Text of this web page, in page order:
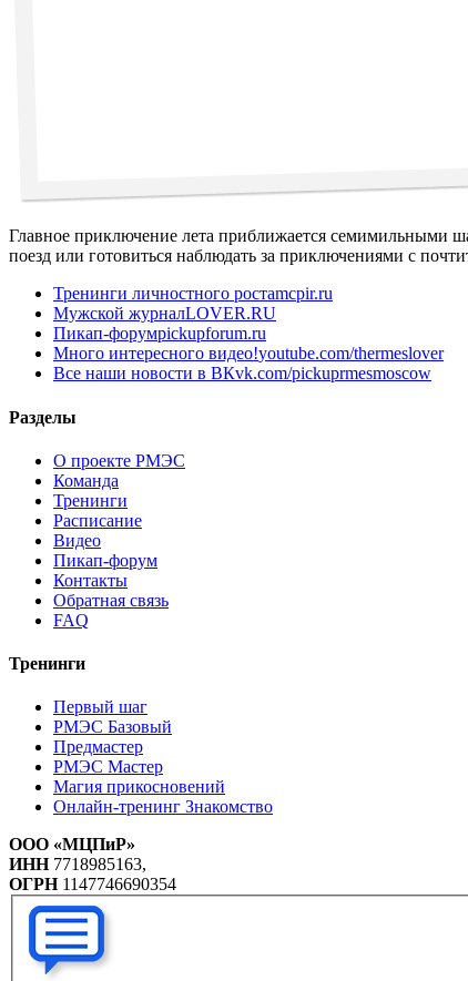
Главное приключение лета приближается семимильными
поезд или готовиться наблюдать за приключениями с
Тренинги личностного ростаmcpir.ru
Мужской журналLOVER.RU
Пикап-форумpickupforum.ru
Много интересного видео!youtube.com/thermeslover
Все наши новости в ВКvk.com/pickuprmesmoscow
Разделы
О проекте РМЭС
Команда
Тренинги
Расписание
Видео
Пикап-форум
Контакты
Обратная связь
FAQ
Тренинги
Первый шаг
РМЭС Базовый
Предмастер
РМЭС Мастер
Магия прикосновений
Онлайн-тренинг Знакомство
ООО «МЦПиР»
ИНН7718985163,
ОГРН1147746690354